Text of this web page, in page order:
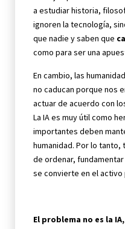
a estudiar historia,
ignoren la tecnología,
que nadie y saben que
como para ser una
En cambio, las
no caducan porque nos
actuar de acuerdo con
La IA es muy útil como
importantes deben
humanidad. Por lo
de ordenar,
se convierte en el activo
El problema no es la